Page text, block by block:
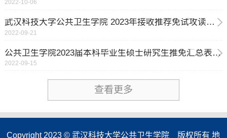
2022-10-06
武汉科技大学公共卫生学院 2023年接收推荐免试攻读硕士学位研究生复试工作细则
2022-09-21
公共卫生学院2023届本科毕业生硕士研究生推免汇总表 （公示）
2022-09-15
查看更多
Copyright 2023 © 武汉科技大学公共卫生学院 版权所有 地